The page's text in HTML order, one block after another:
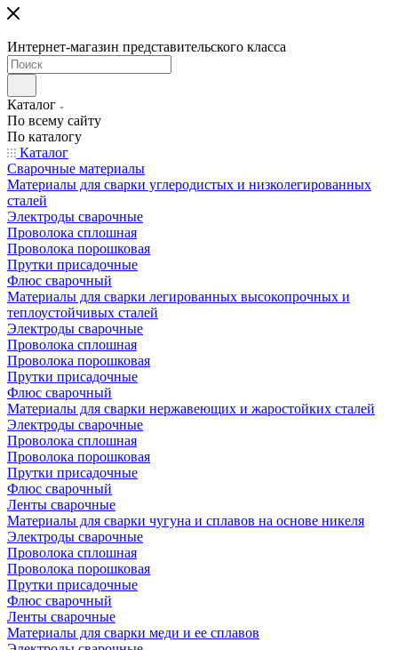
Интернет-магазин представительского класса
Каталог
По всему сайту
По каталогу
Каталог
Сварочные материалы
Материалы для сварки углеродистых и низколегированных
сталей
Электроды сварочные
Проволока сплошная
Проволока порошковая
Прутки присадочные
Флюс сварочный
Материалы для сварки легированных высокопрочных и
теплоустойчивых сталей
Электроды сварочные
Проволока сплошная
Проволока порошковая
Прутки присадочные
Флюс сварочный
Материалы для сварки нержавеющих и жаростойких сталей
Электроды сварочные
Проволока сплошная
Проволока порошковая
Прутки присадочные
Флюс сварочный
Ленты сварочные
Материалы для сварки чугуна и сплавов на основе никеля
Электроды сварочные
Проволока сплошная
Проволока порошковая
Прутки присадочные
Флюс сварочный
Ленты сварочные
Материалы для сварки меди и ее сплавов